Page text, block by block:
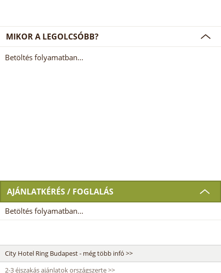
MIKOR A LEGOLCSÓBB?
Betöltés folyamatban...
AJÁNLATKÉRÉS / FOGLALÁS
Betöltés folyamatban...
City Hotel Ring Budapest - még több infó >>
2-3 éjszakás ajánlatok országszerte >>